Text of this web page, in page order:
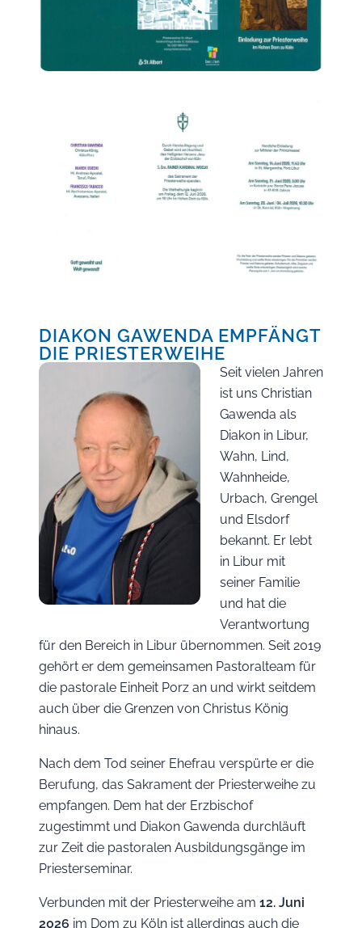
DIAKON GAWENDA EMPFÄNGT
DIE PRIESTERWEIHE
Seit vielen Jahren
ist uns Christian
Gawenda als
Diakon in Libur,
Wahn, Lind,
Wahnheide,
Urbach, Grengel
und Elsdorf
bekannt. Er lebt
in Libur mit
seiner Familie
und hat die
Verantwortung
für den Bereich in Libur übernommen. Seit 2019
gehört er dem gemeinsamen Pastoralteam für
die pastorale Einheit Porz an und wirkt seitdem
auch über die Grenzen von Christus König
hinaus.
Nach dem Tod seiner Ehefrau verspürte er die
Berufung, das Sakrament der Priesterweihe zu
empfangen. Dem hat der Erzbischof
zugestimmt und Diakon Gawenda durchläuft
zur Zeit die pastoralen Ausbildungsgänge im
Priesterseminar.
Verbunden mit der Priesterweihe am 12. Juni
2026 im Dom zu Köln ist allerdings auch die